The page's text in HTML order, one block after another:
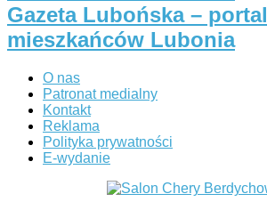
Gazeta Lubońska – portal
mieszkańców Lubonia
O nas
Patronat medialny
Kontakt
Reklama
Polityka prywatności
E-wydanie